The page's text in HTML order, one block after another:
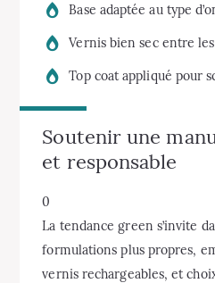
Base adaptée au type
Vernis bien sec entre
Top coat appliqué pour
Soutenir une
et responsable
0
La tendance green s’invite
formulations plus propres,
vernis rechargeables, et